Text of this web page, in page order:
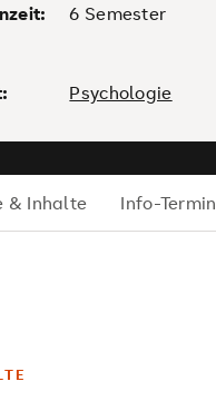
6 Semester
Psychologie
& Inhalte Info-Termin